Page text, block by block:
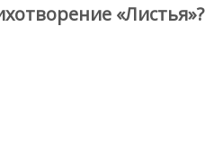
«Листья»?